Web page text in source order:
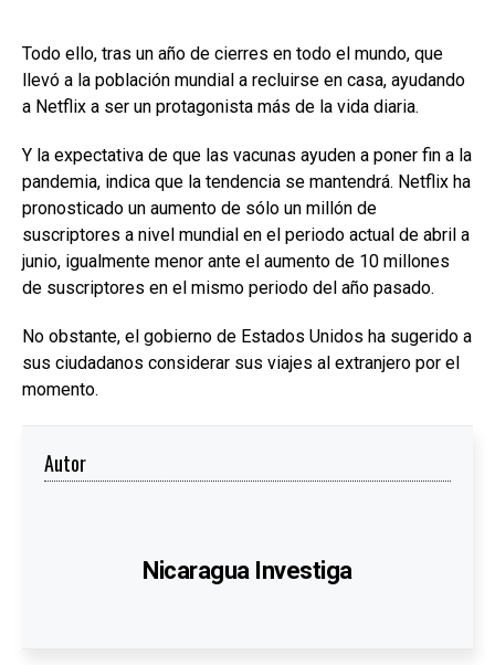
Todo ello, tras un año de cierres en todo el mundo, que
llevó a la población mundial a recluirse en casa, ayudando
a Netflix a ser un protagonista más de la vida diaria.
Y la expectativa de que las vacunas ayuden a poner fin a la
pandemia, indica que la tendencia se mantendrá. Netflix ha
pronosticado un aumento de sólo un millón de
suscriptores a nivel mundial en el periodo actual de abril a
junio, igualmente menor ante el aumento de 10 millones
de suscriptores en el mismo periodo del año pasado.
No obstante, el gobierno de Estados Unidos ha sugerido a
sus ciudadanos considerar sus viajes al extranjero por el
momento.
Autor
Nicaragua Investiga